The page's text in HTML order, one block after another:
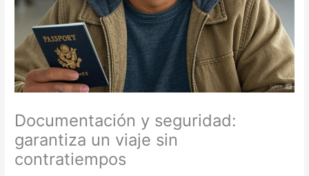
Documentación y seguridad:
garantiza un viaje sin
contratiempos